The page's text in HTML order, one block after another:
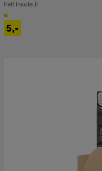
Felt Insole Jr
5,-